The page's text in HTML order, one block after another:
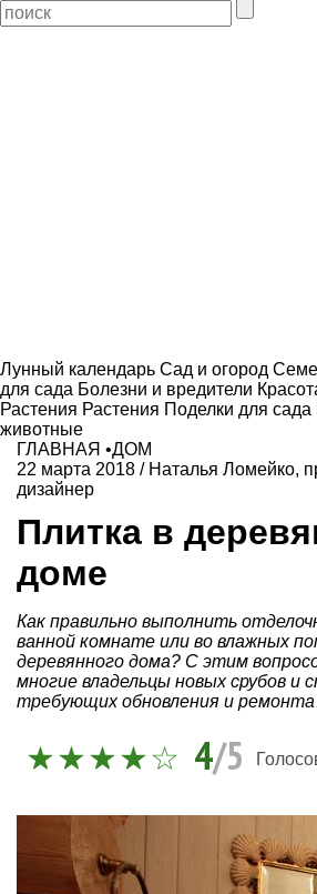
Лунный календарь Сад и огород
для сада Болезни и вредители
Растения Растения Поделки для сада
животные
ГЛАВНАЯ •ДОМ
22 марта 2018 / Наталья Ломейко,
дизайнер
Плитка в
доме
Как правильно выполнить
ванной комнате или во влажных
деревянного дома? С этим
многие владельцы новых срубов и
требующих обновления и ремонта
4/5